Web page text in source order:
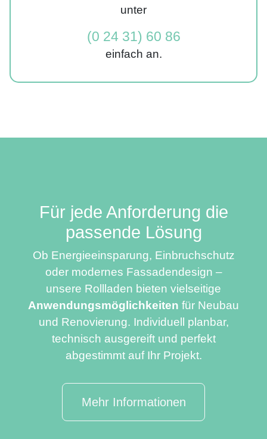
unter
(0 24 31) 60 86
einfach an.
Für jede Anforderung die
passende Lösung
Ob Energieeinsparung, Einbruchschutz
oder modernes Fassadendesign –
unsere Rollladen bieten vielseitige
Anwendungsmöglichkeiten für Neubau
und Renovierung. Individuell planbar,
technisch ausgereift und perfekt
abgestimmt auf Ihr Projekt.
Mehr Informationen